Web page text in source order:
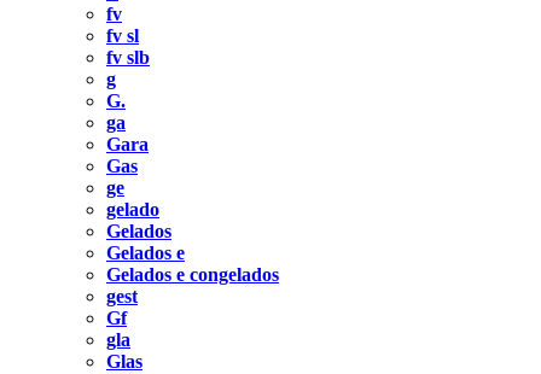
fv
fv sl
fv slb
g
G.
ga
Gara
Gas
ge
gelado
Gelados
Gelados e
Gelados e congelados
gest
Gf
gla
Glas